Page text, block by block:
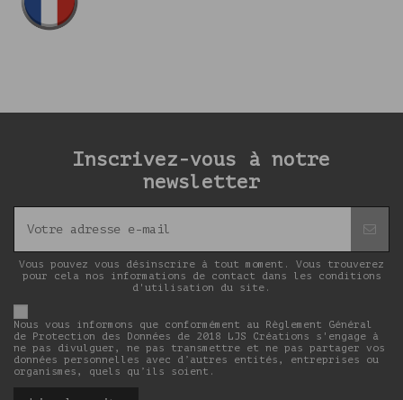
Inscrivez-vous à notre
newsletter
Vous pouvez vous désinscrire à tout moment. Vous trouverez
pour cela nos informations de contact dans les conditions
d'utilisation du site.
Nous vous informons que conformément au Règlement Général
de Protection des Données de 2018 LJS Créations s'engage à
ne pas divulguer, ne pas transmettre et ne pas partager vos
données personnelles avec d’autres entités, entreprises ou
organismes, quels qu’ils soient.